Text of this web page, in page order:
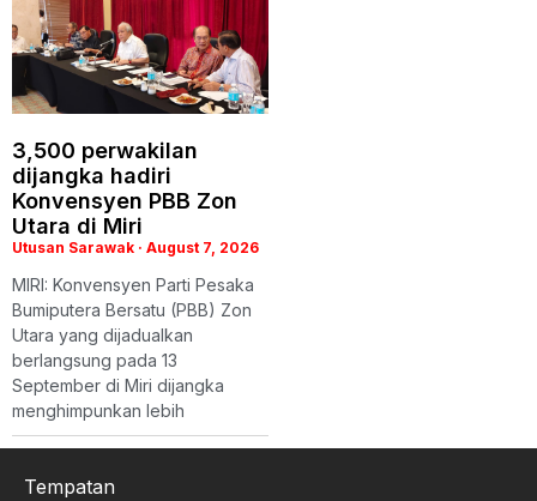
3,500 perwakilan
dijangka hadiri
Konvensyen PBB Zon
Utara di Miri
Utusan Sarawak August 7, 2026
MIRI: Konvensyen Parti Pesaka
Bumiputera Bersatu (PBB) Zon
Utara yang dijadualkan
berlangsung pada 13
September di Miri dijangka
menghimpunkan lebih
Tempatan